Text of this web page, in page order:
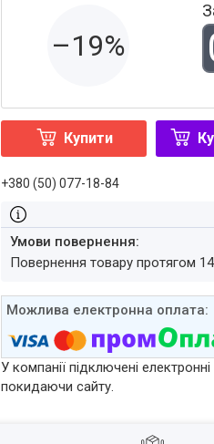
–19%
Купити
+380 (50) 077-18-84
повернення товару протягом
У компанії підключені
покидаючи сайту.